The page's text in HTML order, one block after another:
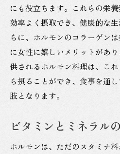
にも役立ちます。これらの栄
効率よく摂取でき、健康的な
らに、ホルモンのコラーゲン
に女性に嬉しいメリットがあ
供されるホルモン料理は、こ
ら摂ることができ、食事を通
肢となります。
ビタミンとミネラル
ホルモンは、ただのスタミナ